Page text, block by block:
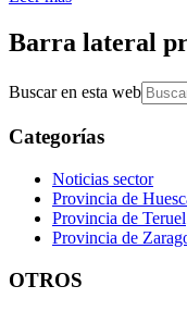
Barra lateral
Buscar en esta web
Categorías
Noticias sector
Provincia de
Provincia de Teruel
Provincia de
OTROS